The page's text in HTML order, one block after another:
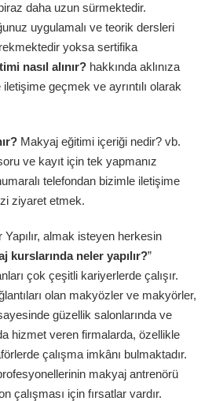
daha uzun sürmektedir.
uygulamalı ve teorik dersleri
yoksa sertifika
nasıl alınır? hakkında aklınıza
geçmek ve ayrıntılı olarak
Makyaj eğitimi içeriği nedir? vb.
ve kayıt için tek yapmanız
telefondan bizimle iletişime
ziyaret etmek.
almak isteyen herkesin
kurslarında neler yapılır?”
çok çeşitli kariyerlerde çalışır.
olan makyözler ve makyörler,
güzellik salonlarında ve
hizmet veren firmalarda, özellikle
çalışma imkânı bulmaktadır.
makyaj antrenörü
çalışması için fırsatlar vardır.